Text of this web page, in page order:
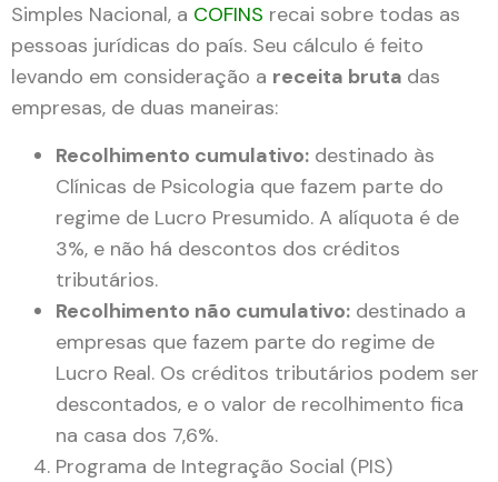
Simples Nacional, a COFINS recai sobre todas as
pessoas jurídicas do país. Seu cálculo é feito
levando em consideração a receita bruta das
empresas, de duas maneiras:
Recolhimento cumulativo: destinado às
Clínicas de Psicologia que fazem parte do
regime de Lucro Presumido. A alíquota é de
3%, e não há descontos dos créditos
tributários.
Recolhimento não cumulativo: destinado a
empresas que fazem parte do regime de
Lucro Real. Os créditos tributários podem ser
descontados, e o valor de recolhimento fica
na casa dos 7,6%.
Programa de Integração Social (PIS)